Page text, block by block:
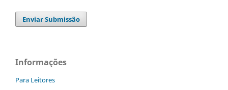
Enviar Submissão
Informações
Para Leitores